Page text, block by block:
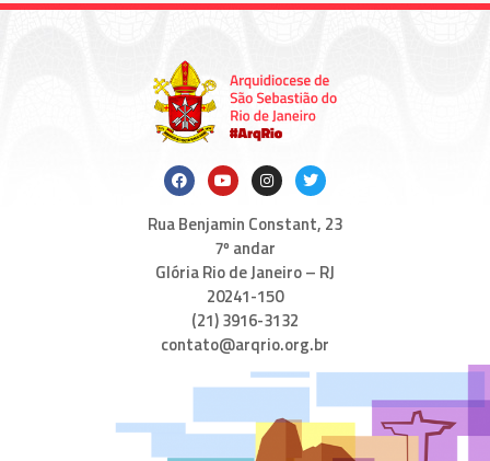
Rua Benjamin Constant, 23
7º andar
Glória Rio de Janeiro – RJ
20241-150
(21) 3916-3132
contato@arqrio.org.br